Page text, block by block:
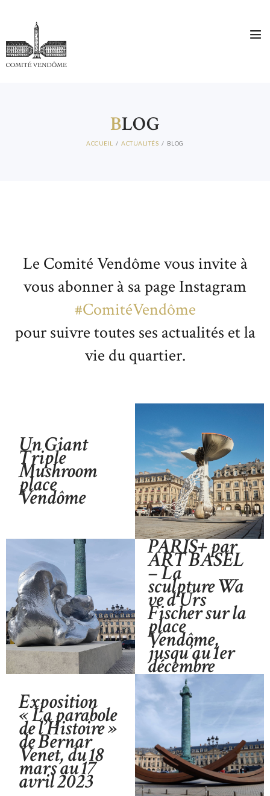
BLOG
ACCUEIL ACTUALITÉS BLOG
QUI SOMMES-NOUS ?
COMITÉ DIRECTEUR
Le Comité Vendôme vous invite à
vous abonner à sa page Instagram
#ComitéVendôme
pour suivre toutes ses actualités et la
vie du quartier.
Un Giant
Triple
Mushroom
place
Vendôme
PARIS+ par
ART BASEL
– La
sculpture Wa
ve d’Urs
Fischer sur la
place
Vendôme,
jusqu’au 1er
décembre
Exposition
«La parabole
de l’Histoire»
de Bernar
Venet, du 18
mars au 17
avril 2023